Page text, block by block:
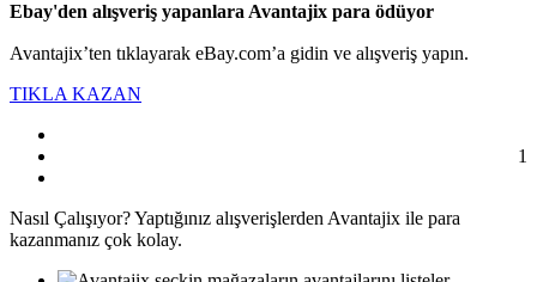
Ebay'den alışveriş yapanlara Avantajix para ödüyor
Avantajix’ten tıklayarak eBay.com’a gidin ve alışveriş yapın.
TIKLA KAZAN
1
Nasıl Çalışıyor?Yaptığınız alışverişlerden Avantajix ile para
kazanmanız çok kolay.